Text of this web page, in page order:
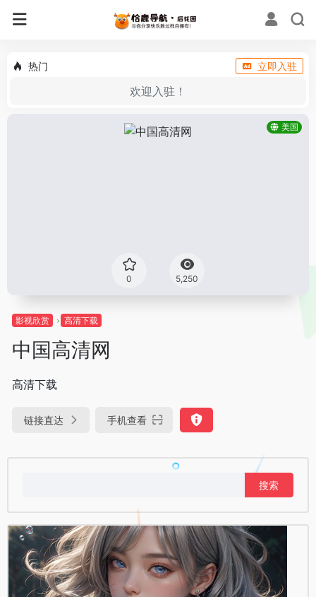
热门 立即入驻
欢迎入驻！
美国
0 5,250
影视欣赏 高清下载
中国高清网
高清下载
链接直达 手机查看